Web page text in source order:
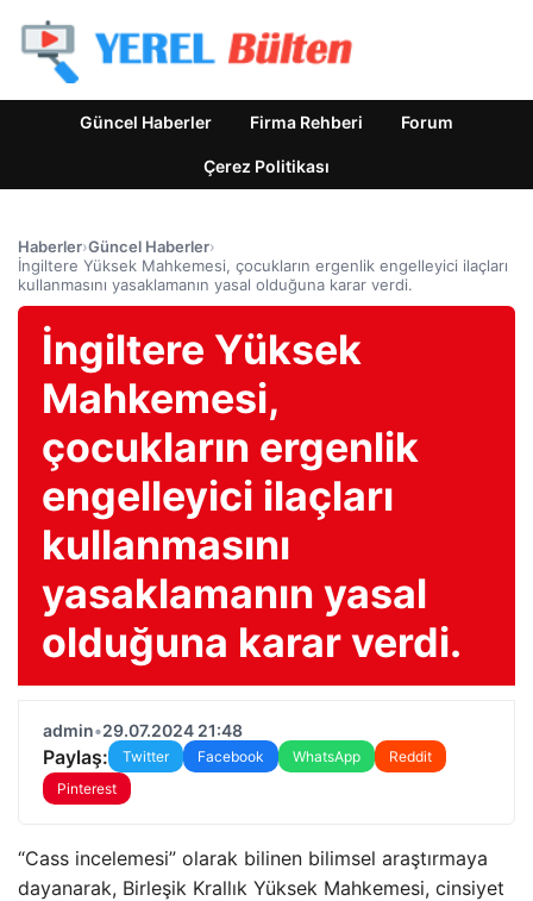
Güncel Haberler Firma Rehberi Forum
Çerez Politikası
Haberler›Güncel Haberler›
İngiltere Yüksek Mahkemesi, çocukların ergenlik engelleyici ilaçları
kullanmasını yasaklamanın yasal olduğuna karar verdi.
İngiltere Yüksek
Mahkemesi,
çocukların ergenlik
engelleyici ilaçları
kullanmasını
yasaklamanın yasal
olduğuna karar verdi.
admin•29.07.2024 21:48
Paylaş: Twitter Facebook WhatsApp
Reddit
Pinterest
“Cass incelemesi” olarak bilinen bilimsel araştırmaya
dayanarak, Birleşik Krallık Yüksek Mahkemesi, cinsiyet